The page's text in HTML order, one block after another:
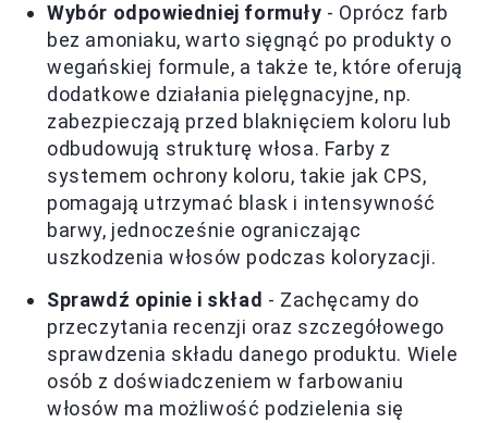
Wybór odpowiedniej formuły - Oprócz farb
bez amoniaku, warto sięgnąć po produkty o
wegańskiej formule, a także te, które oferują
dodatkowe działania pielęgnacyjne, np.
zabezpieczają przed blaknięciem koloru lub
odbudowują strukturę włosa. Farby z
systemem ochrony koloru, takie jak CPS,
pomagają utrzymać blask i intensywność
barwy, jednocześnie ograniczając
uszkodzenia włosów podczas koloryzacji.
Sprawdź opinie i skład - Zachęcamy do
przeczytania recenzji oraz szczegółowego
sprawdzenia składu danego produktu. Wiele
osób z doświadczeniem w farbowaniu
włosów ma możliwość podzielenia się